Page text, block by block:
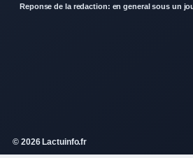
Reponse de la redaction: en general sous un
© 2026 Lactuinfo.fr